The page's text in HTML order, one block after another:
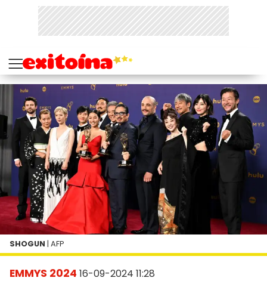
EMMYS 2024 16-09-2024 11:28
SHOGUN | AFP